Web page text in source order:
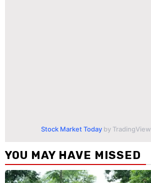
Stock Market Today by TradingView
YOU MAY HAVE MISSED